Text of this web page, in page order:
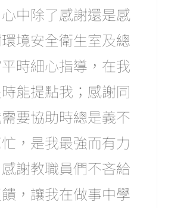
中除了感謝還是感
境安全衛生室及總
時細心指導，在我
能提點我；感謝同
要協助時總是義不
，是我最強而有力
謝教職員們不吝給
，讓我在做事中學